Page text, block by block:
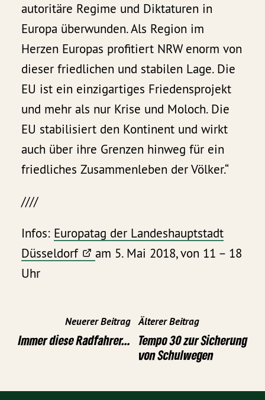
autoritäre Regime und Diktaturen in
Europa überwunden. Als Region im
Herzen Europas profitiert NRW enorm von
dieser friedlichen und stabilen Lage. Die
EU ist ein einzigartiges Friedensprojekt
und mehr als nur Krise und Moloch. Die
EU stabilisiert den Kontinent und wirkt
auch über ihre Grenzen hinweg für ein
friedliches Zusammenleben der Völker.“
////
Infos: Europatag der Landeshauptstadt
Düsseldorf
am 5. Mai 2018, von 11 – 18
Uhr
Neuerer Beitrag
Immer diese Radfahrer…
Älterer Beitrag
Tempo 30 zur Sicherung
von Schulwegen